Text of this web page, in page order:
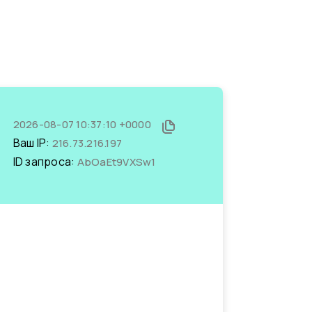
2026-08-07 10:37:10 +0000
Ваш IP: 216.73.216.197
ID запроса: AbOaEt9VXSw1